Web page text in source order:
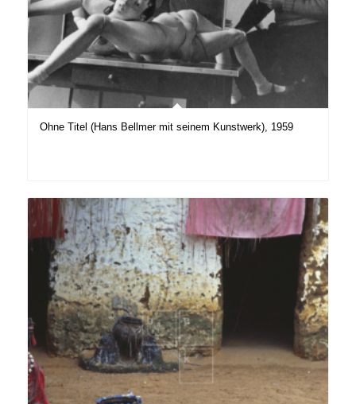
Ohne Titel (Hans Bellmer mit seinem Kunstwerk), 1959